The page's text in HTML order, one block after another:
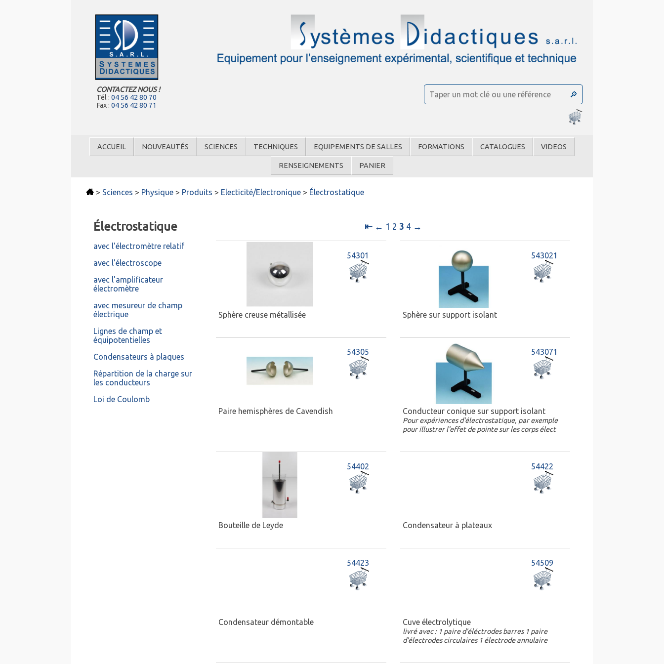
CONTACTEZ NOUS !
Tél : 04 56 42 80 70
Fax : 04 56 42 80 71
ACCUEIL NOUVEAUTÉS SCIENCES TECHNIQUES EQUIPEMENTS DE SALLES FORMATIONS CATALOGUES VIDEOS
RENSEIGNEMENTS PANIER
> Sciences > Physique > Produits > Electicité/Electronique > Électrostatique
Électrostatique
avec l'électromètre relatif
avec l'électroscope
avec l'amplificateur
électromètre
avec mesureur de champ
électrique
Lignes de champ et
équipotentielles
Condensateurs à plaques
Répartition de la charge sur
les conducteurs
Loi de Coulomb
⇤ ← 1 2 3 4 →
54301
Sphère creuse métallisée
543021
Sphère sur support isolant
54305
Paire hemisphères de Cavendish
543071
Conducteur conique sur support isolant
Pour expériences d'électrostatique, par exemple
pour illustrer l'effet de pointe sur les corps élect
54402
Bouteille de Leyde
54422
Condensateur à plateaux
54423
Condensateur démontable
54509
Cuve électrolytique
livré avec : 1 paire d'éléctrodes barres 1 paire
d'électrodes circulaires 1 électrode annulaire